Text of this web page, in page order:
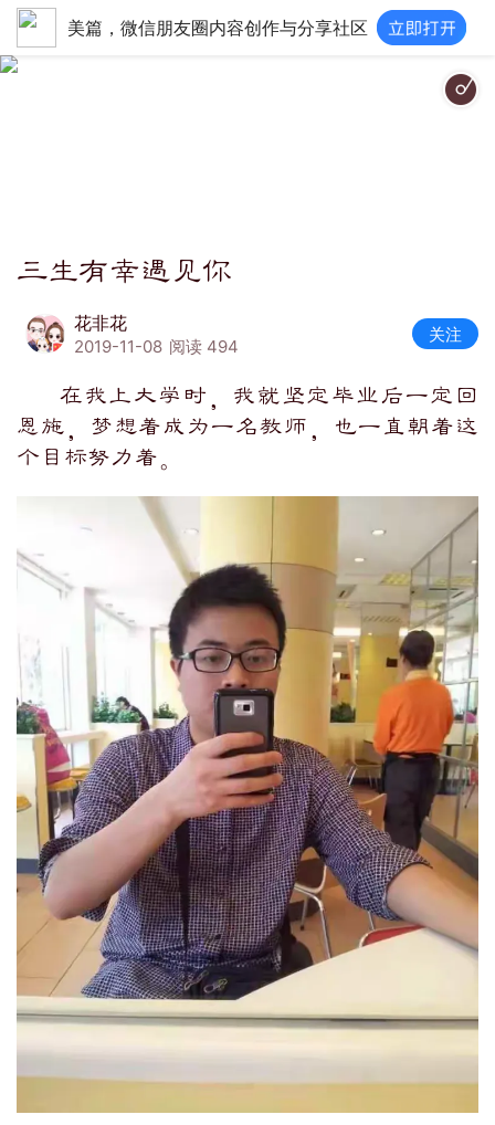
美篇，微信朋友圈内容创作与分享社区
三生有幸遇见你
花非花
2019-11-08 阅读 494
关注
在我上大学时，我就坚定毕业后一定回
恩施，梦想着成为一名教师，也一直朝着这
个目标努力着。